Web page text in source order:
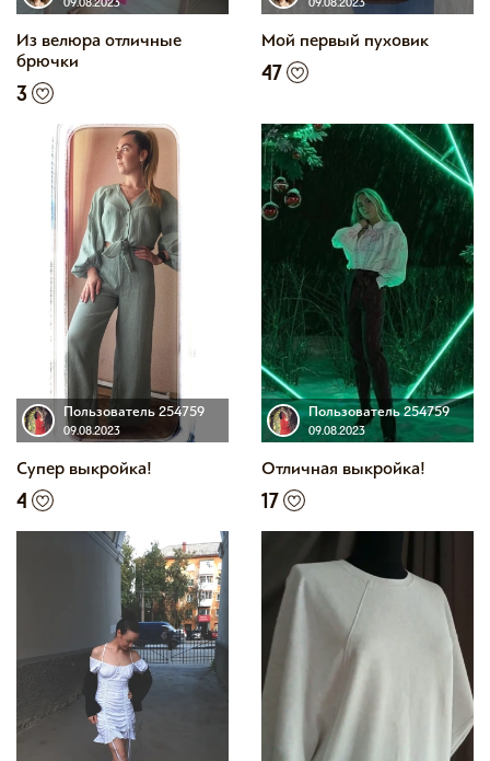
Из велюра отличные
брючки
3
Мой первый пуховик
47
Пользователь 254759
09.08.2023
Супер выкройка!
4
Пользователь 254759
09.08.2023
Отличная выкройка!
17